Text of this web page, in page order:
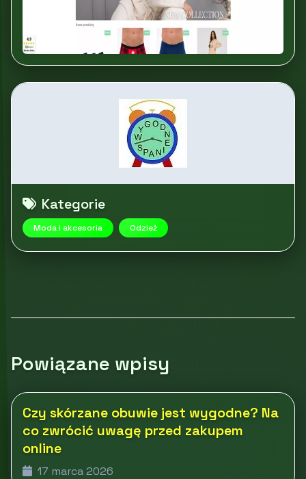
Kategorie
Moda i akcesoria Odzież
Powiązane wpisy
Czy skórzane obuwie jest wygodne? Na
co zwrócić uwagę przed zakupem
online
17 marca 2026